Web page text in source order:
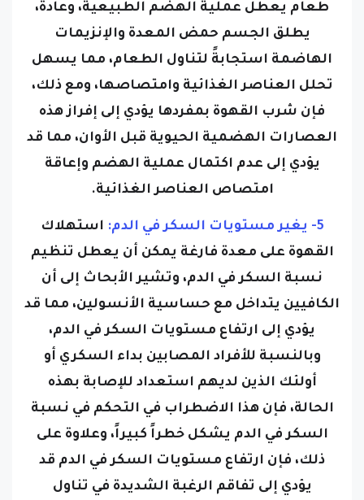
طعام يعطل عملية الهضم الطبيعية، وعادة،
يطلق الجسم حمض المعدة والإنزيمات
الهاضمة استجابةً لتناول الطعام، مما يسهل
تحلل العناصر الغذائية وامتصاصها، ومع ذلك،
فإن شرب القهوة بمفردها يؤدي إلى إفراز هذه
العصارات الهضمية الحيوية قبل الأوان، مما قد
يؤدي إلى عدم اكتمال عملية الهضم وإعاقة
امتصاص العناصر الغذائية.
5- يغير مستويات السكر في الدم:
استهلاك
القهوة على معدة فارغة يمكن أن يعطل تنظيم
نسبة السكر في الدم، وتشير الأبحاث إلى أن
الكافيين يتداخل مع حساسية الأنسولين، مما قد
يؤدي إلى ارتفاع مستويات السكر في الدم،
وبالنسبة للأفراد المصابين بداء السكري أو
أولئك الذين لديهم استعداد للإصابة بهذه
الحالة، فإن هذا الاضطراب في التحكم في نسبة
السكر في الدم يشكل خطراً كبيراً، وعلاوة على
ذلك، فإن ارتفاع مستويات السكر في الدم قد
يؤدي إلى تفاقم الرغبة الشديدة في تناول